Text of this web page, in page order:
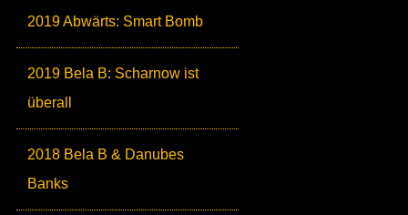
2019 Abwärts: Smart Bomb
2019 Bela B: Scharnow ist
überall
2018 Bela B & Danubes
Banks